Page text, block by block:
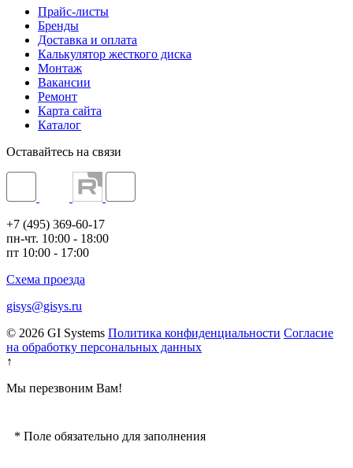
Прайс-листы
Бренды
Доставка и оплата
Калькулятор жесткого диска
Монтаж
Вакансии
Ремонт
Карта сайта
Каталог
Оставайтесь на связи
+7 (495) 369-60-17
пн-чт. 10:00 - 18:00
пт 10:00 - 17:00
Схема проезда
gisys@gisys.ru
© 2026 GI Systems Политика конфиденциальности Согласие
на обработку персональных данных
↑
Мы перезвоним Вам!
* Поле обязательно для заполнения